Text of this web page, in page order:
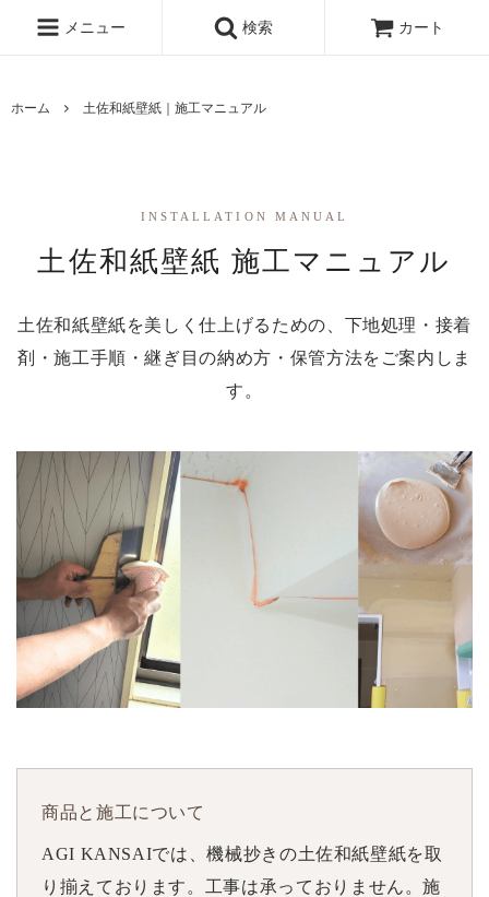
メニュー 検索 カート
ホーム 土佐和紙壁紙｜施工マニュアル
INSTALLATION MANUAL
土佐和紙壁紙 施工マニュアル
土佐和紙壁紙を美しく仕上げるための、下地処理・接着
剤・施工手順・継ぎ目の納め方・保管方法をご案内しま
す。
商品と施工について
AGI KANSAIでは、機械抄きの土佐和紙壁紙を取
り揃えております。工事は承っておりません。施